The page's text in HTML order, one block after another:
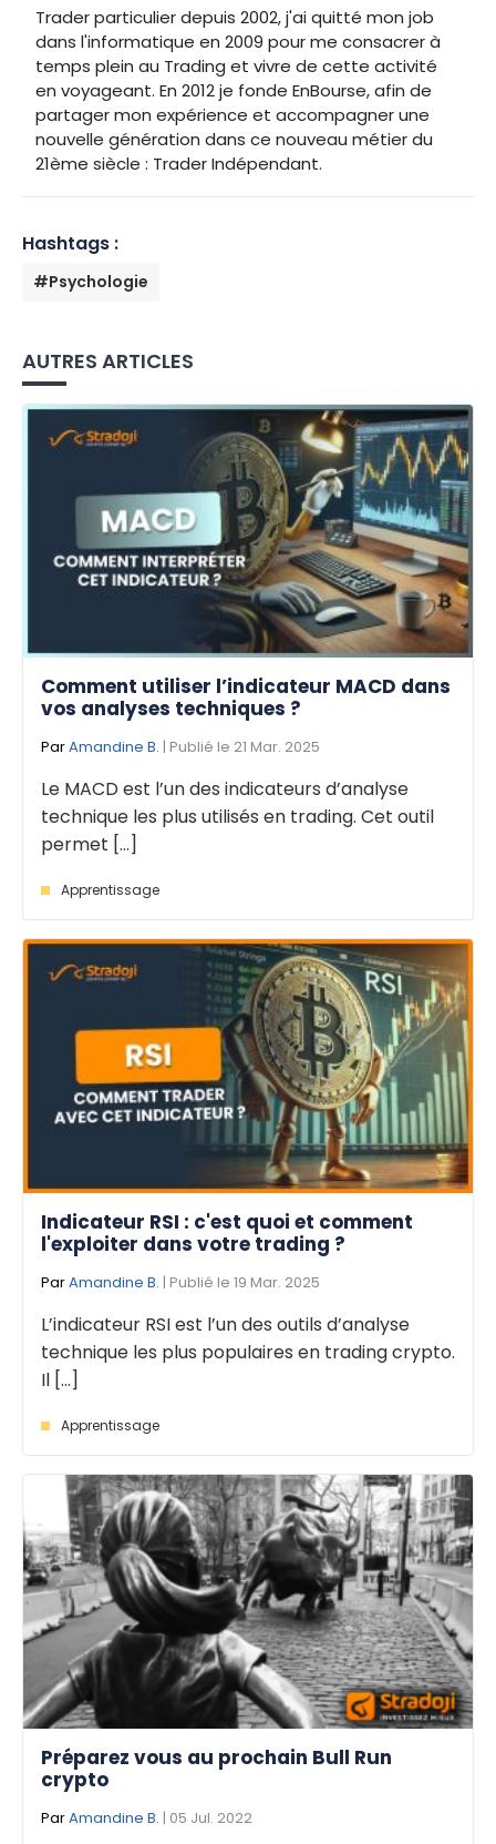
Trader particulier depuis 2002, j'ai quitté mon job
dans l'informatique en 2009 pour me consacrer à
temps plein au Trading et vivre de cette activité
en voyageant. En 2012 je fonde EnBourse, afin de
partager mon expérience et accompagner une
nouvelle génération dans ce nouveau métier du
21ème siècle : Trader Indépendant.
Hashtags :
#Psychologie
AUTRES ARTICLES
Comment utiliser l’indicateur MACD dans
vos analyses techniques ?
ParAmandine B. | Publié le 21 Mar. 2025
Le MACD est l’un des indicateurs d’analyse
technique les plus utilisés en trading. Cet outil
permet [...]
Apprentissage
Indicateur RSI : c'est quoi et comment
l'exploiter dans votre trading ?
ParAmandine B. | Publié le 19 Mar. 2025
L’indicateur RSI est l’un des outils d’analyse
technique les plus populaires en trading crypto.
Il [...]
Apprentissage
Préparez vous au prochain Bull Run
crypto
ParAmandine B. | 05 Jul. 2022